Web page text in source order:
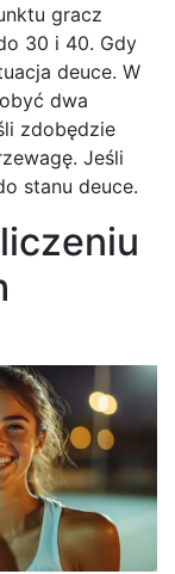
gracz
30 i 40. Gdy
deuce. W
dwa
zdobędzie
Jeśli
stanu deuce.